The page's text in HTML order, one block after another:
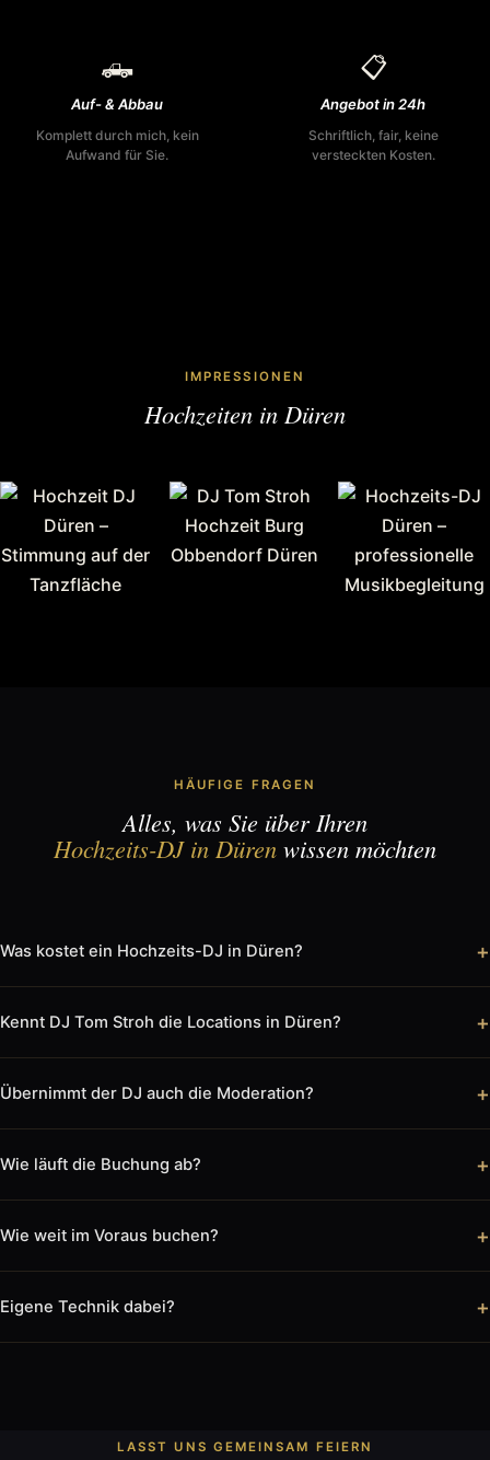
🛻
Auf- & Abbau
Komplett durch mich, kein
Aufwand für Sie.
📋
Angebot in 24h
Schriftlich, fair, keine
versteckten Kosten.
IMPRESSIONEN
Hochzeiten in Düren
HÄUFIGE FRAGEN
Alles, was Sie über Ihren
Hochzeits-DJ in Düren wissen möchten
Was kostet ein Hochzeits-DJ in Düren? +
Kennt DJ Tom Stroh die Locations in Düren? +
Übernimmt der DJ auch die Moderation? +
Wie läuft die Buchung ab? +
Wie weit im Voraus buchen? +
Eigene Technik dabei? +
LASST UNS GEMEINSAM FEIERN